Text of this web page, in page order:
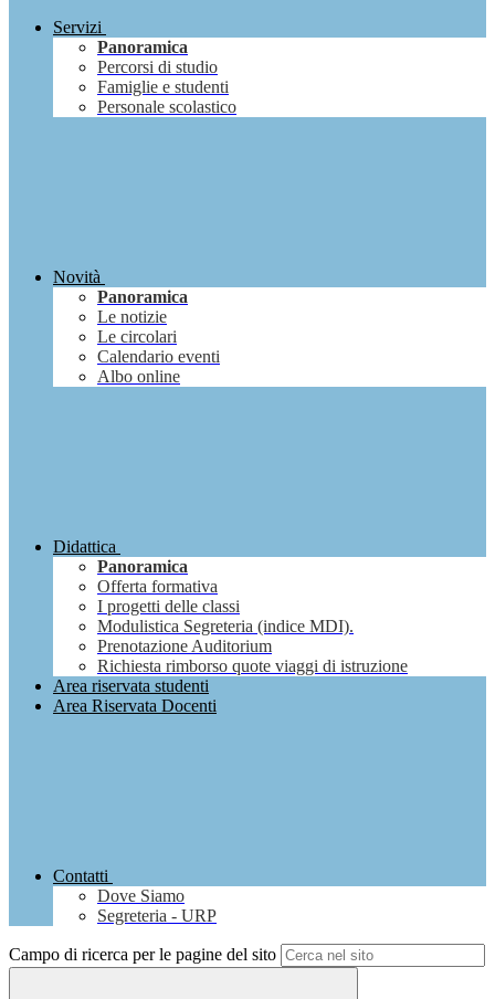
Servizi
Panoramica
Percorsi di studio
Famiglie e studenti
Personale scolastico
Novità
Panoramica
Le notizie
Le circolari
Calendario eventi
Albo online
Didattica
Panoramica
Offerta formativa
I progetti delle classi
Modulistica Segreteria (indice MDI).
Prenotazione Auditorium
Richiesta rimborso quote viaggi di istruzione
Area riservata studenti
Area Riservata Docenti
Contatti
Dove Siamo
Segreteria - URP
Campo di ricerca per le pagine del sito